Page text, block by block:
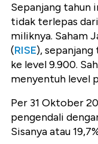
Sepanjang tahun
tidak terlepas
miliknya. Saham
(RISE),
ke level 9.900.
menyentuh level
Per 31 Oktober
pengendali
Sisanya atau